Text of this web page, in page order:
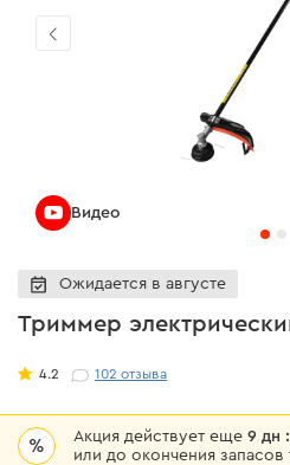
Триммер
4.2 102отзыва
% Акция действует еще9 дн
или до окончения запасов
Ожидается в августе
Видео